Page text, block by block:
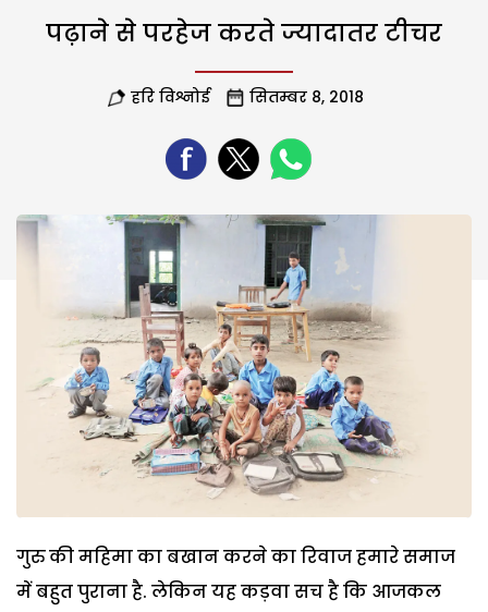
पढ़ाने से परहेज करते ज्यादातर टीचर
हरि विश्नोई सितम्बर 8, 2018
गुरु की महिमा का बखान करने का रिवाज हमारे समाज
में बहुत पुराना है. लेकिन यह कड़वा सच है कि आजकल